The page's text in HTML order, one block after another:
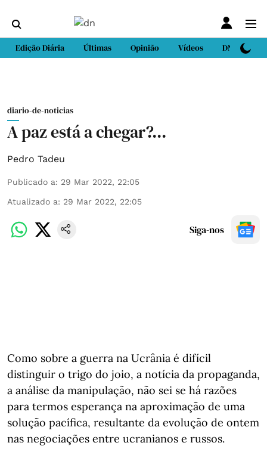
Edição Diária Últimas Opinião Vídeos DN Sport
diario-de-noticias
A paz está a chegar?...
Pedro Tadeu
Publicado a: 29 Mar 2022, 22:05
Atualizado a: 29 Mar 2022, 22:05
Siga-nos
Como sobre a guerra na Ucrânia é difícil
distinguir o trigo do joio, a notícia da propaganda,
a análise da manipulação, não sei se há razões
para termos esperança na aproximação de uma
solução pacífica, resultante da evolução de ontem
nas negociações entre ucranianos e russos.